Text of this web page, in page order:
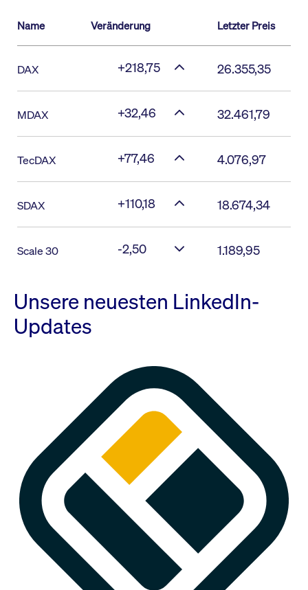
Name Veränderung Letzter Preis
DAX +218,75 26.355,35
MDAX +32,46 32.461,79
TecDAX +77,46 4.076,97
SDAX +110,18 18.674,34
Scale 30 -2,50 1.189,95
Unsere neuesten LinkedIn-
Updates